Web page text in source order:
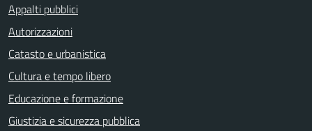
Appalti pubblici
Autorizzazioni
Catasto e urbanistica
Cultura e tempo libero
Educazione e formazione
Giustizia e sicurezza pubblica